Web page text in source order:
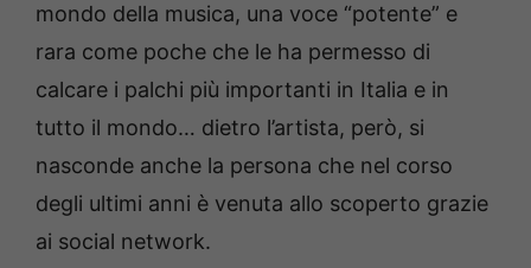
mondo della musica, una voce “potente” e
rara come poche che le ha permesso di
calcare i palchi più importanti in Italia e in
tutto il mondo… dietro l’artista, però, si
nasconde anche la persona che nel corso
degli ultimi anni è venuta allo scoperto grazie
ai social network.